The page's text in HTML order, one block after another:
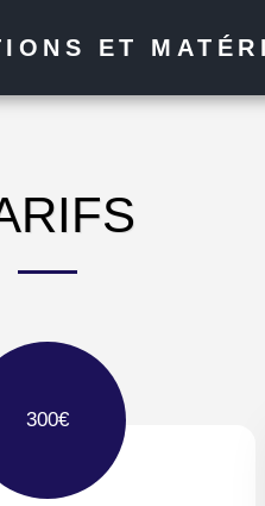
ET
300€